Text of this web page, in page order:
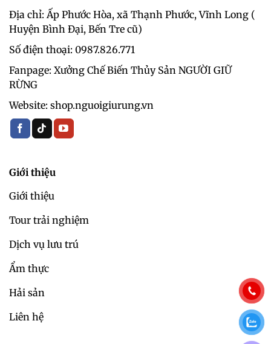
Địa chỉ: Ấp Phước Hòa, xã Thạnh Phước, Vĩnh Long (
Huyện Bình Đại, Bến Tre cũ)
Số điện thoại: 0987.826.771‬
Fanpage: Xưởng Chế Biến Thủy Sản NGƯỜI GIỮ
RỪNG
Website: shop.nguoigiurung.vn
Giới thiệu
Giới thiệu
Tour trải nghiệm
Dịch vụ lưu trú
Ẩm thực
Hải sản
Liên hệ